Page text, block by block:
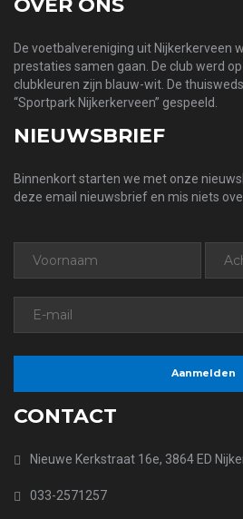
De voetbalvereniging uit Nijkerkerveen
prestaties samen gaan. De club werd
clubkleuren zijn blauw-wit. De
“Sportpark Nijkerkerveen” gespeeld.
NIEUWSBRIEF
Binnenkort starten we met onze
deze email nieuwsbrief en mis niets
CONTACT
Nieuwe Kerkstraat 16e, 3864 ED
033-2571257